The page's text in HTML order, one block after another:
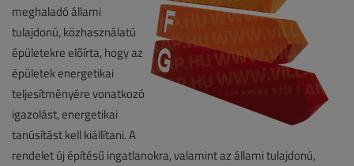
meghaladó állami
tulajdonú, közhasználatú
épületekre előírta, hogy az
épületek energetikai
teljesítményére vonatkozó
igazolást, energetikai
tanúsítást kell kiállítani. A
rendelet új építésű ingatlanokra, valamint az állami tulajdonú,